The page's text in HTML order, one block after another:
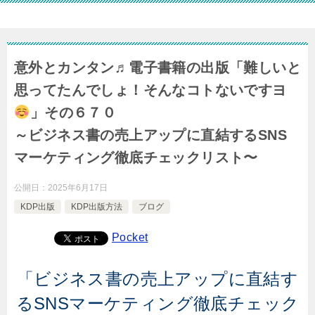
意外とカンタン♬電子書籍の出版「難しいと
思ってたんでしょ！そんなコトないですヨ
」その６７０
～ビジネス書の売上アップに直結するSNS
マーケティング徹底チェックリスト〜
公開日： 2025年6月17日
KDP出版
KDP出版方法 ブログ
Pocket
「ビジネス書の売上アップに直結す
るSNSマーケティング徹底チェック